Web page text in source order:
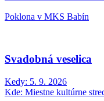
Poklona v MKS Babín
Svadobná veselica
Kedy: 5. 9. 2026
Kde: Miestne kultúrne